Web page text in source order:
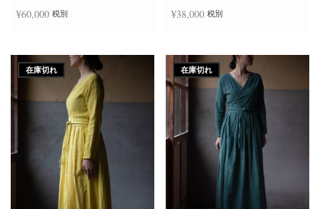
¥60,000 税別 ¥38,000 税別
在庫切れ 在庫切れ